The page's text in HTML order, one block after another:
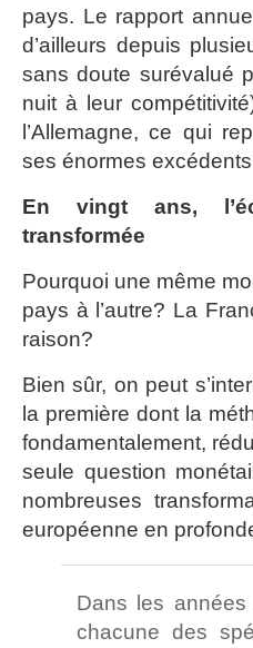
pays. Le rapport
d’ailleurs depuis
sans doute surévalué
nuit à leur
l’Allemagne, ce qui
ses énormes
En vingt ans,
transformée
Pourquoi une même
pays à l’autre? La
raison?
Bien sûr, on peut
la première dont la
fondamentalement,
seule question
nombreuses
européenne en
Dans les
chacune des